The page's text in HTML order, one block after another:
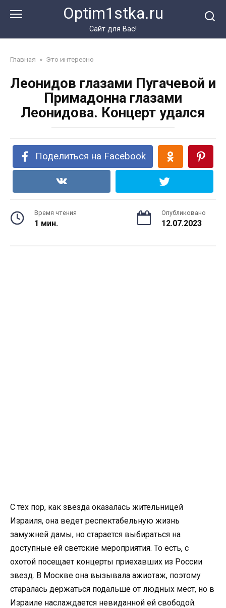
Optim1stka.ru
Сайт для Вас!
Главная » Это интересно
Леонидов глазами Пугачевой и
Примадонна глазами
Леонидова. Концерт удался
Поделиться на Facebook
Время чтения
1 мин.
Опубликовано
12.07.2023
С тех пор, как звезда оказалась жительницей
Израиля, она ведет респектабельную жизнь
замужней дамы, но старается выбираться на
доступные ей светские мероприятия. То есть, с
охотой посещает концерты приехавших из России
звезд. В Москве она вызывала ажиотаж, поэтому
старалась держаться подальше от людных мест, но в
Израиле наслаждается невиданной ей свободой.